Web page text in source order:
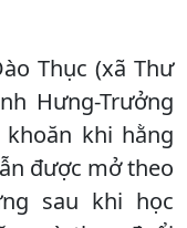
Thục (xã Thư
Hưng-Trưởng
khi hằng
được mở theo
sau khi học